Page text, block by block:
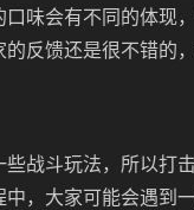
味会有不同的体现
反馈还是很不错的
战斗玩法，所以打
，大家可能会遇到